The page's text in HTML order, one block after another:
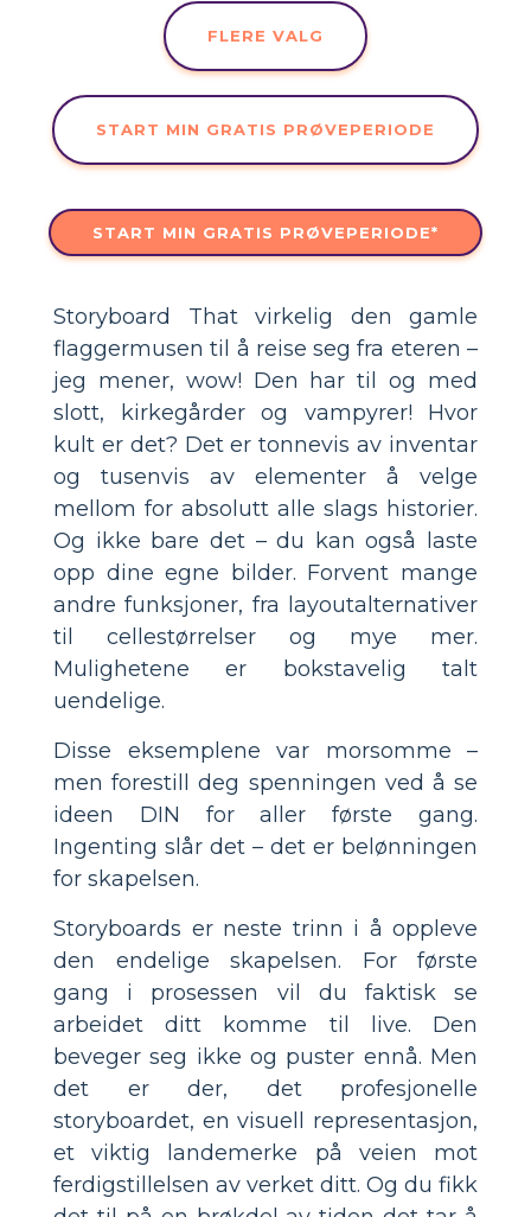
FLERE VALG
START MIN GRATIS PRØVEPERIODE
START MIN GRATIS PRØVEPERIODE*
Storyboard That virkelig den gamle
flaggermusen til å reise seg fra eteren –
jeg mener, wow! Den har til og med
slott, kirkegårder og vampyrer! Hvor
kult er det? Det er tonnevis av inventar
og tusenvis av elementer å velge
mellom for absolutt alle slags historier.
Og ikke bare det – du kan også laste
opp dine egne bilder. Forvent mange
andre funksjoner, fra layoutalternativer
til cellestørrelser og mye mer.
Mulighetene er bokstavelig talt
uendelige.
Disse eksemplene var morsomme –
men forestill deg spenningen ved å se
ideen DIN for aller første gang.
Ingenting slår det – det er belønningen
for skapelsen.
Storyboards er neste trinn i å oppleve
den endelige skapelsen. For første
gang i prosessen vil du faktisk se
arbeidet ditt komme til live. Den
beveger seg ikke og puster ennå. Men
det er der, det profesjonelle
storyboardet, en visuell representasjon,
et viktig landemerke på veien mot
ferdigstillelsen av verket ditt. Og du fikk